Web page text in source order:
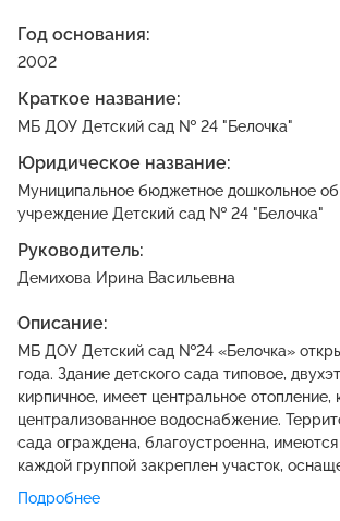
Год основания:
2002
Краткое название:
МБ ДОУ Детский сад № 24 "Белочка"
Юридическое название:
Муниципальное бюджетное дошкольное
учреждение Детский сад № 24 "Белочка"
Руководитель:
Демихова Ирина Васильевна
Описание:
МБ ДОУ Детский сад №24 «Белочка»
года. Здание детского сада типовое,
кирпичное, имеет центральное отопление,
централизованное водоснабжение.
сада ограждена, благоустроенна, имеются
каждой группой закреплен участок,
песочницами, скамейками, малыми
территории детского сада расположена
Подробнее